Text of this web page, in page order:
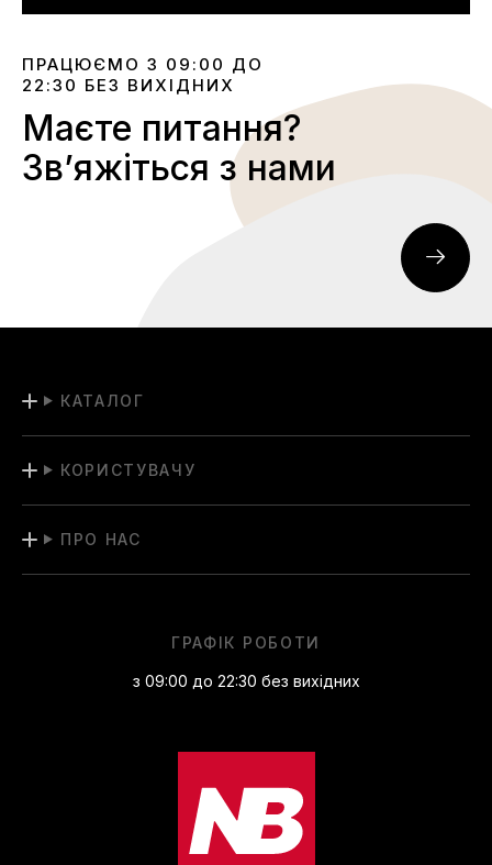
ПРАЦЮЄМО З 09:00 ДО
22:30 БЕЗ ВИХІДНИХ
Маєте питання?
Звʼяжіться з нами
КАТАЛОГ
КОРИСТУВАЧУ
ПРО НАС
ГРАФІК РОБОТИ
з 09:00 до 22:30 без вихідних